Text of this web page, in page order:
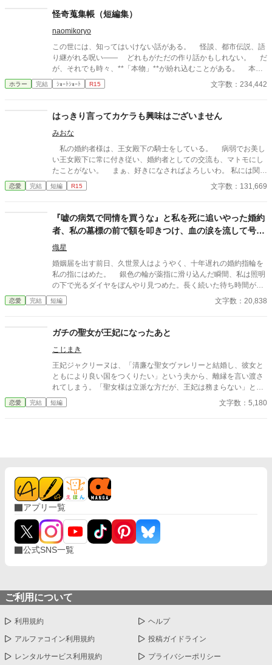
切り捨ててしまいましょう。
怪奇蒐集帳（短編集）
naomikoryo
この世には、知ってはいけない話がある。 怪談、都市伝説、語
り継がれる呪い—— どれもがただの作り話かもしれない。 だ
が、それでも時々、**「本物」**が紛れ込むことがある。 本書
は、そんな“見つけてしまった”怪異を集めた一冊である。 最後
のページを閉じるとき、あなたは“何か”に気づくことになるだろ
ホラー 完結 ｼｮｰﾄｼｮｰﾄ R15 文字数：234,442
はっきり言ってカケラも興味はございません
みおな
私の婚約者様は、王女殿下の騎士をしている。 病弱でお美し
い王女殿下に常に付き従い、婚約者としての交流も、マトモにし
たことがない。 まぁ、好きになさればよろしいわ。 私には関係
ないことですから。
恋愛 完結 短編 R15 文字数：131,669
『嘘の病気で同情を買うな』と私を死に追いやった婚約
者、私の墓標の前で額を叩きつけ、血の涙を流して号泣
する大破滅！
熾星
婚姻届を出す前日、久世景人はようやく、十年遅れの婚約指輪を
私の指にはめた。 銀色の輪が薬指に滑り込んだ瞬間、私は照明
の下で光るダイヤをぼんやり見つめた。長く続いた待ち時間が、
やっと終わったような気がした。けれど次の瞬間、彼は私の手を
見下ろし、まるで似合わない品物を評するように静かな声で言っ
を失った。 景人はそのまま私の指先を取ると、さっきはめたば
かりの指輪を抜き取った。十年待ち続けた指輪は、彼の手のひら
の上で冷たく光っていた。 「この指輪、瑠奈の手にあったほうが
似合うと思う」 私は手を引き戻し、信じられない思いで彼を見
た。 「どういう意味？ 瑠奈と結婚するつもりなの？」 景人は
目を伏せ、指輪の縁を指先でなぞった。まるで、たいしたことで
ない。ただ、会えない時間が長くなると、どうしても瑠奈のこと
恋愛 完結 短編 文字数：20,838
ガチの聖女が王妃になったあと
こじまき
王妃ジャクリーヌは、「清廉な聖女ヴァレリーと結婚し、彼女と
ともにより良い国をつくりたい」という夫から、離縁を言い渡さ
れてしまう。「聖女様は立派な方だが、王妃は務まらない」と二
人を諭すも否定され、廃妃となって隣国の公爵に嫁ぐことに。一
方ジャクリーヌの言葉を否定した国王は、次第に新しい王妃の言
恋愛 完結 短編 文字数：5,180
アプリ一覧
公式SNS一覧
ご利用について
利用規約 ヘルプ
アルファコイン利用規約 投稿ガイドライン
レンタルサービス利用規約 プライバシーポリシー